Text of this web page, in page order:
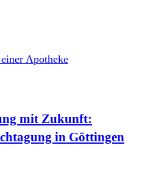
mit Zukunft:
in Göttingen